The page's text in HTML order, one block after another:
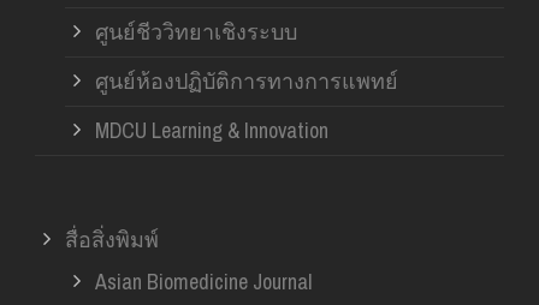
ศูนย์ชีววิทยาเชิงระบบ
ศูนย์ห้องปฏิบัติการทางการแพทย์
MDCU Learning & Innovation
สื่อสิ่งพิมพ์
Asian Biomedicine Journal